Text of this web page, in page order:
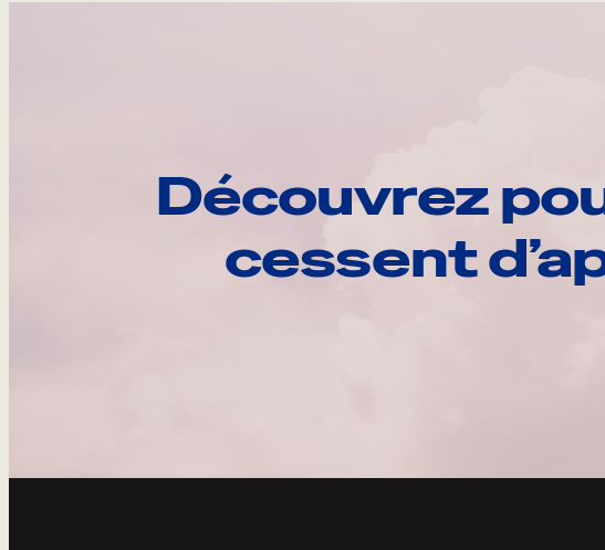
Découvrez
cessent